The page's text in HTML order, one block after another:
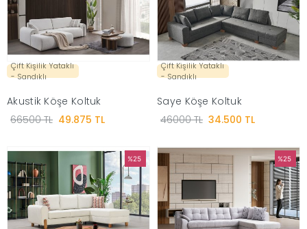
Takımları
Balkon
İdaş
|
Çift Kişilik Yataklı
- Sandıklı
Akustik Köşe Koltuk
66500 TL 49.875 TL
Çift Kişilik Yataklı
- Sandıklı
Saye Köşe Koltuk
46000 TL 34.500 TL
%25 %25